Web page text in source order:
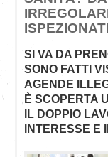
SI VA DA
SONO FATTI
AGENDE
È SCOPERTA
IL DOPPIO
INTERESSE E